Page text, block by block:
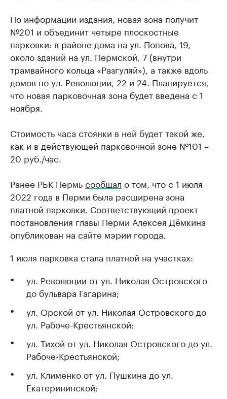
По информации издания, новая зона получит
№201 и объединит четыре плоскостные
парковки: в районе дома на ул. Попова, 19,
около зданий на ул. Пермской, 7 (внутри
трамвайного кольца «Разгуляй»), а также вдоль
домов по ул. Революции, 22 и 24. Планируется,
что новая парковочная зона будет введена с 1
ноября.
Стоимость часа стоянки в ней будет такой же,
как и в действующей парковочной зоне №101 –
20 руб./час.
Ранее РБК Пермьсообщал о том, что с 1 июля
2022 года в Перми была расширена зона
платной парковки. Соответствующий проект
постановления главы Перми Алексея Дёмкина
опубликован на сайте мэрии города.
1 июля парковка стала платной на участках:
ул. Революции от ул. Николая Островского
до бульвара Гагарина;
ул. Орской от ул. Николая Островского до
ул. Рабоче-Крестьянской;
ул. Тихой от ул. Николая Островского до ул.
Рабоче-Крестьянской;
ул. Клименко от ул. Пушкина до ул.
Екатерининской;